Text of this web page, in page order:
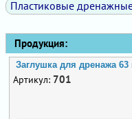
Пластиковые
Продукция:
Заглушка для дренажа
Артикул: 701